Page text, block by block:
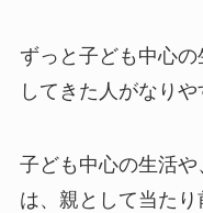
ずっと子ども中心
してきた人がなりや
子ども中心の生活
は、親として当たり